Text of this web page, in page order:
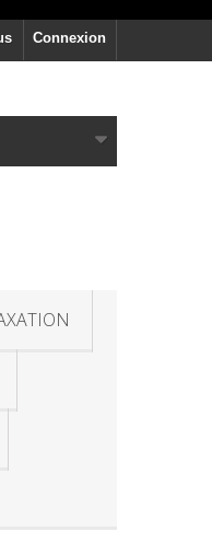
Connexion